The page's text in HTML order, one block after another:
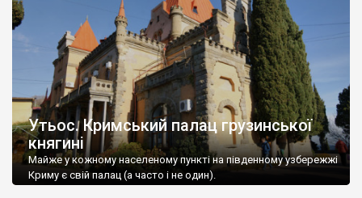
Утьос. Кримський палац грузинської
княгині
Майже у кожному населеному пункті на південному узбережжі
Криму є свій палац (а часто і не один).